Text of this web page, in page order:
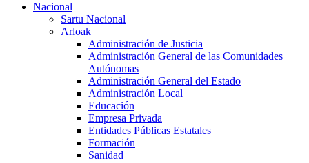
Nacional
Sartu Nacional
Arloak
Administración de Justicia
Administración General de las Comunidades
Autónomas
Administración General del Estado
Administración Local
Educación
Empresa Privada
Entidades Públicas Estatales
Formación
Sanidad